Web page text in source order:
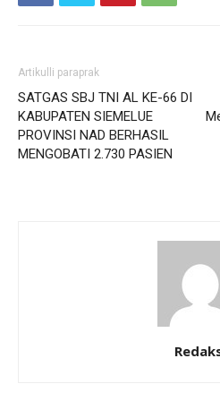
Artikulli paraprak
SATGAS SBJ TNI AL KE-66 DI
KABUPATEN SIEMELUE
PROVINSI NAD BERHASIL
MENGOBATI 2.730 PASIEN